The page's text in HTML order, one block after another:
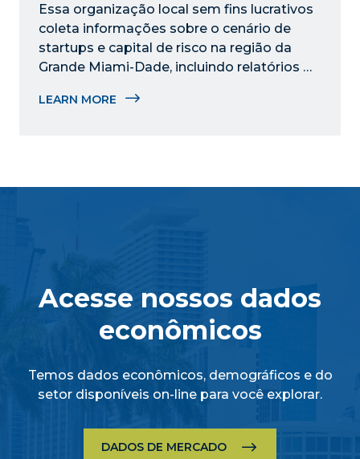
Essa organização local sem fins lucrativos
coleta informações sobre o cenário de
startups e capital de risco na região da
Grande Miami-Dade, incluindo relatórios
e qualitativos sobre nosso ecossistema
LEARN MORE
Acesse nossos dados
econômicos
Temos dados econômicos, demográficos e do
setor disponíveis on-line para você explorar.
DADOS DE MERCADO